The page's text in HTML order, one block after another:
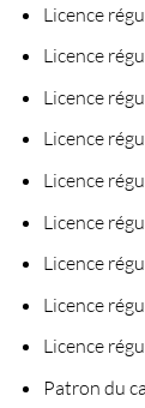
Licence
Licence
Licence
Licence
Licence
Licence
Licence
Licence
Licence
Patron du